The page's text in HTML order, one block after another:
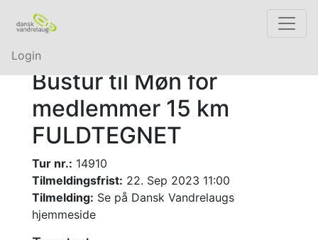
Login
Bustur til Møn for
medlemmer 15 km
FULDTEGNET
Tur nr.: 14910
Tilmeldingsfrist: 22. Sep 2023 11:00
Tilmelding: Se på Dansk Vandrelaugs
hjemmeside